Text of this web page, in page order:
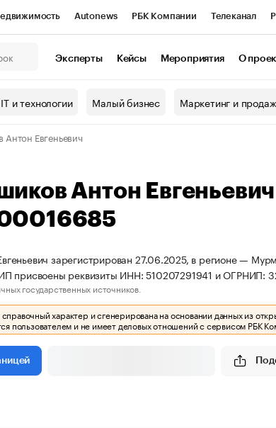
Autonews РБК Компании Телеканал
контрагентов
Эксперты Кейсы Мероприятия О
IT и технологии Малый бизнес Маркетинг и
Евгеньевич
Антон
зарегистрирован 27.06.2025, в регионе —
присвоены реквизиты ИНН: 510207291941 и ОГРНИП:
государственных источников.
характер и сгенерирована на основании данных из
пользователем и не имеет деловых отношений с сервисом РБК